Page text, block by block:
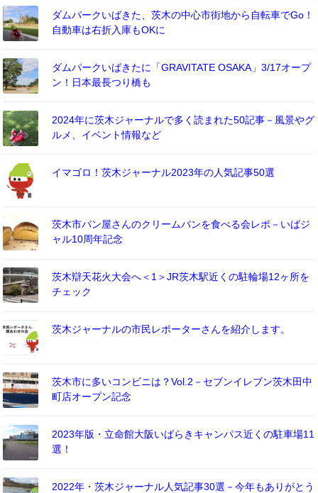
ダムパークいばきた、茨木の中心市街地から自転車でGo！
自動車は右折入庫もOKに
ダムパークいばきたに「GRAVITATE OSAKA」3/17オープ
ン！日本最長つり橋も
2024年に茨木ジャーナルで多く読まれた50記事－風景やグ
ルメ、イベント情報など
イマゴロ！茨木ジャーナル2023年の人気記事50選
茨木市パン屋さんのクリームパンを食べる会レポ－いばジ
ャル10周年記念
茨木辯天花火大会へ＜1＞JR茨木駅近くの駐輪場12ヶ所を
チェック
茨木ジャーナルの市民レポーターさんを紹介します。
茨木市に多いコンビニは？Vol.2－セブンイレブン茨木田中
町店オープン記念
2023年版・立命館大阪いばらきキャンパス近くの駐車場11
選！
2022年・茨木ジャーナル人気記事30選－今年もありがとう